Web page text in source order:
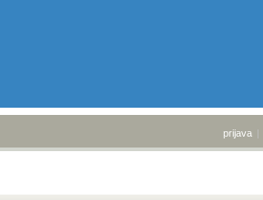
prijava |